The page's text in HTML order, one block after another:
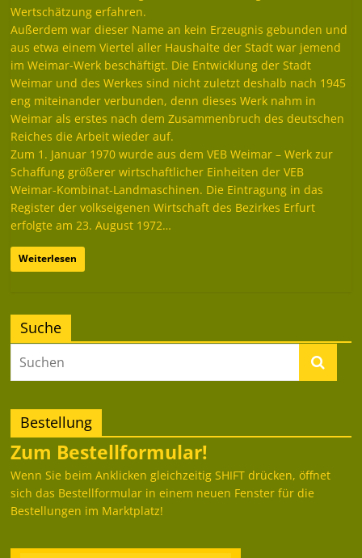
Wertschätzung erfahren.
Außerdem war dieser Name an kein Erzeugnis gebunden und
aus etwa einem Viertel aller Haushalte der Stadt war jemend
im Weimar-Werk beschäftigt. Die Entwicklung der Stadt
Weimar und des Werkes sind nicht zuletzt deshalb nach 1945
eng miteinander verbunden, denn dieses Werk nahm in
Weimar als erstes nach dem Zusammenbruch des deutschen
Reiches die Arbeit wieder auf.
Zum 1. Januar 1970 wurde aus dem VEB Weimar – Werk zur
Schaffung größerer wirtschaftlicher Einheiten der VEB
Weimar-Kombinat-Landmaschinen. Die Eintragung in das
Register der volkseigenen Wirtschaft des Bezirkes Erfurt
erfolgte am 23. August 1972…
Weiterlesen
Suche
Bestellung
Zum Bestellformular!
Wenn Sie beim Anklicken gleichzeitig SHIFT drücken, öffnet
sich das Bestellformular in einem neuen Fenster für die
Bestellungen im Marktplatz!